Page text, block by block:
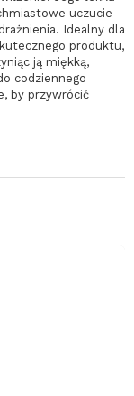
uczucie
Idealny dla
produktu,
ją miękką,
codziennego
by przywrócić